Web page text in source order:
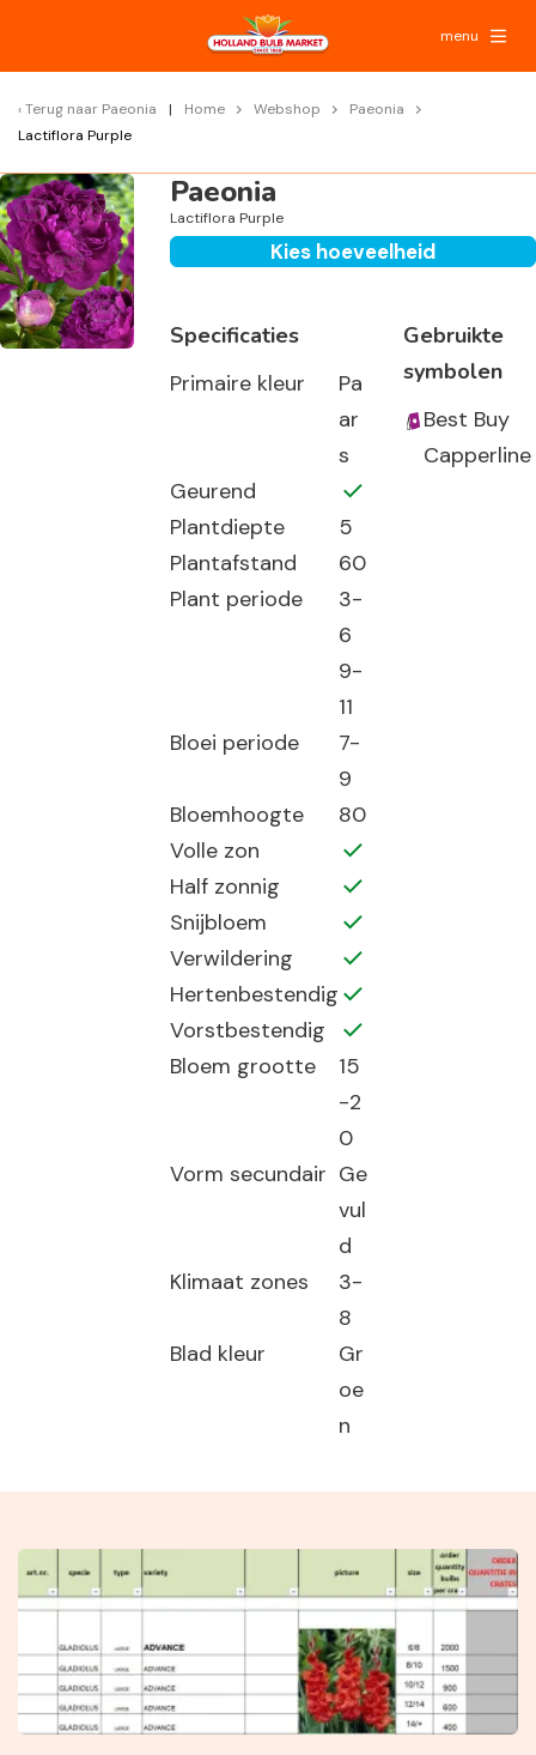
menu
Terug naar Paeonia Home Webshop
Paeonia
Lactiflora Purple
Paeonia
Lactiflora Purple
Kies hoeveelheid
Specificaties
Primaire kleur
Pa
ar
s
Geurend
Plantdiepte
5
Plantafstand
60
Plant periode
3-
6
9-
11
Bloei periode
7-
9
Bloemhoogte
80
Volle zon
Half zonnig
Snijbloem
Verwildering
Hertenbestendig
Vorstbestendig
Bloem grootte
15
-2
0
Vorm secundair Ge
vul
d
Klimaat zones
3-
8
Blad kleur
Gr
oe
n
Gebruikte
symbolen
Best Buy
Capperline